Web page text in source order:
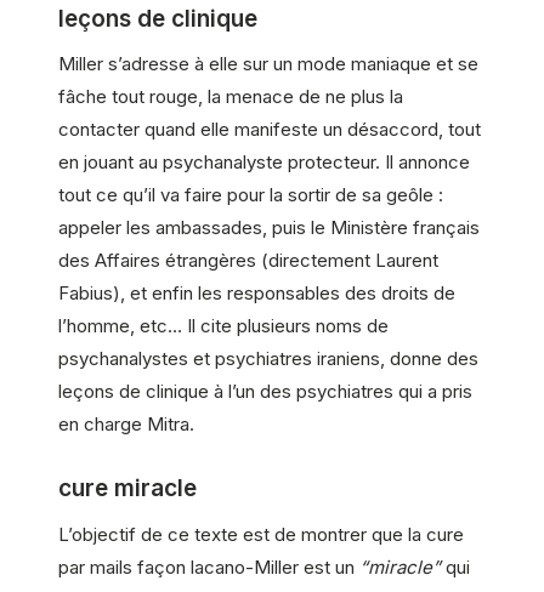
leçons de clinique
Miller s’adresse à elle sur un mode maniaque et se
fâche tout rouge, la menace de ne plus la
contacter quand elle manifeste un désaccord, tout
en jouant au psychanalyste protecteur. Il annonce
tout ce qu’il va faire pour la sortir de sa geôle :
appeler les ambassades, puis le Ministère français
des Affaires étrangères (directement Laurent
Fabius), et enfin les responsables des droits de
l’homme, etc… Il cite plusieurs noms de
psychanalystes et psychiatres iraniens, donne des
leçons de clinique à l’un des psychiatres qui a pris
en charge Mitra.
cure miracle
L’objectif de ce texte est de montrer que la cure
par mails façon lacano-Miller est un “miracle”qui